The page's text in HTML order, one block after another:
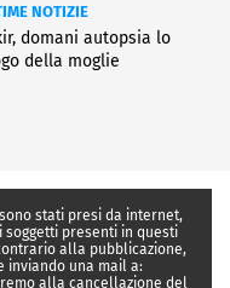
NOTIZIE
domani autopsia lo
della moglie
stati presi da internet,
presenti in questi
alla pubblicazione,
inviando una mail a:
alla cancellazione del